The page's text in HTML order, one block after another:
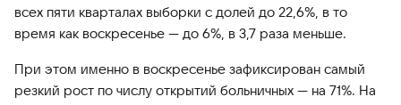
всех пяти кварталах выборки с долей до 22,6%, в то
время как воскресенье — до 6%, в 3,7 раза меньше.
При этом именно в воскресенье зафиксирован самый
резкий рост по числу открытий больничных — на 71%. На